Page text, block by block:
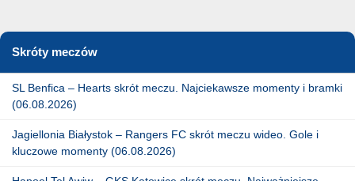
Skróty meczów
SL Benfica – Hearts skrót meczu. Najciekawsze momenty i bramki
(06.08.2026)
Jagiellonia Białystok – Rangers FC skrót meczu wideo. Gole i
kluczowe momenty (06.08.2026)